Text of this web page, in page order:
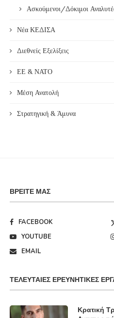
Ασκούμενοι/Δόκιμοι
Νέα ΚΕΔΙΣΑ
Διεθνείς Εξελίξεις
ΕΕ & ΝΑΤΟ
Μέση Ανατολή
Στρατηγική & Άμυνα
ΒΡΕΊΤΕ ΜΑΣ
FACEBOOK
YOUTUBE
EMAIL
ΤΕΛΕΥΤΑΊΕΣ ΕΡΕΥΝΗΤΙΚΈΣ
Κρατική